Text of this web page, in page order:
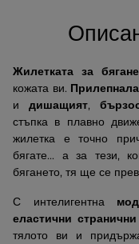
Жилетката за
кожата ви.
и дишащият,
стъпка в плавно
жилетка е точно
бягате... а за тези,
бягането, тя ще се
С интелигентна
еластични
тялото ви и